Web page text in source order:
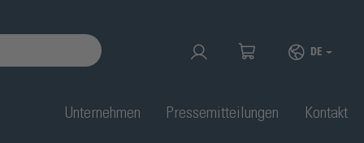
DE
Unternehmen Pressemitteilungen Kontakt